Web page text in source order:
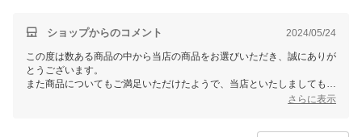
ショップからのコメント 2024/05/24
この度は数ある商品の中から当店の商品をお選びいただき、誠にありが
とうございます。
また商品についてもご満足いただけたようで、当店といたしましてもう
さらに表示